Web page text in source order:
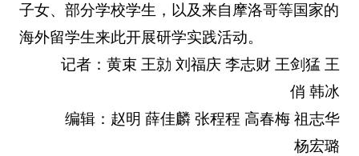
子女、部分学校学生，以及来自摩洛哥等国家的
海外留学生来此开展研学实践活动。
记者：黄束 王勍 刘福庆 李志财 王剑猛 王
俏 韩冰
编辑：赵明 薛佳麟 张程程 高春梅 祖志华
杨宏璐